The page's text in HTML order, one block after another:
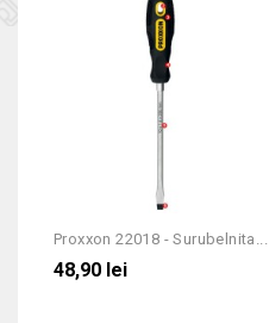
Proxxon 22018 - Surubelnita...
48,90 lei